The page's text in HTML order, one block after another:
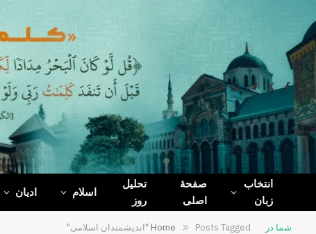
Facebook
X
(Twitter)
Telegram
WhatsApp
انتخاب
زبان
صفحۀ
اصلی
تحلیل
روز
اسلام ادیان
شما در Home » Posts Tagged "اندیشمندان اسلامی"